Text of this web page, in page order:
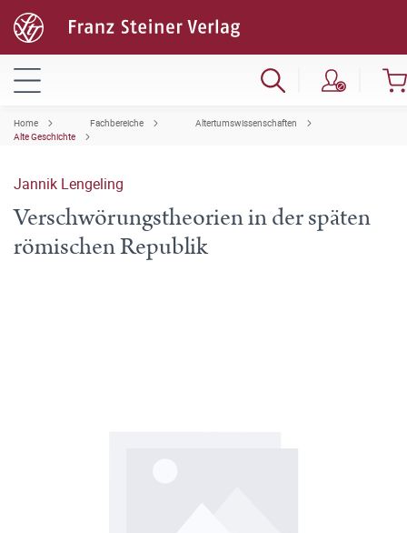
Home Fachbereiche
Altertumswissenschaften
Alte Geschichte
Jannik Lengeling
Verschwörungstheorien in der späten
römischen Republik